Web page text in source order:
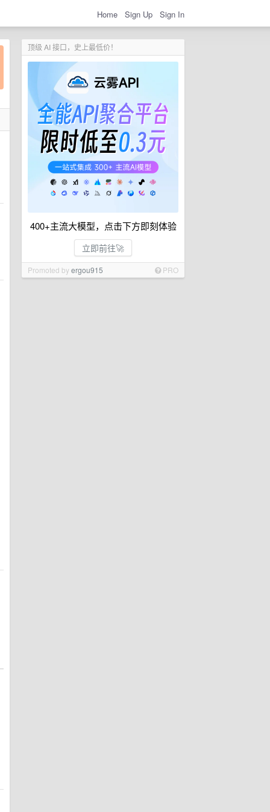
Home Sign Up Sign In
顶级 AI 接口，史上最低价！
400+主流大模型，点击下方即刻体验
立即前往🚀
Promoted byergou915 PRO